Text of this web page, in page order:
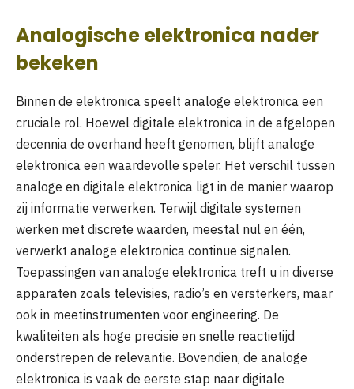
Analogische elektronica nader
bekeken
Binnen de elektronica speelt analoge elektronica een
cruciale rol. Hoewel digitale elektronica in de afgelopen
decennia de overhand heeft genomen, blijft analoge
elektronica een waardevolle speler. Het verschil tussen
analoge en digitale elektronica ligt in de manier waarop
zij informatie verwerken. Terwijl digitale systemen
werken met discrete waarden, meestal nul en één,
verwerkt analoge elektronica continue signalen.
Toepassingen van analoge elektronica treft u in diverse
apparaten zoals televisies, radio’s en versterkers, maar
ook in meetinstrumenten voor engineering. De
kwaliteiten als hoge precisie en snelle reactietijd
onderstrepen de relevantie. Bovendien, de analoge
elektronica is vaak de eerste stap naar digitale